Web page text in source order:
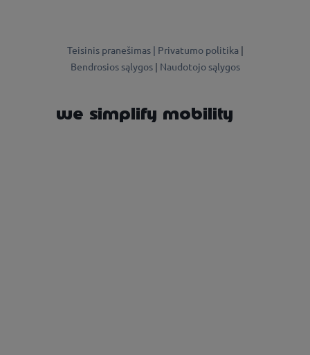
Teisinis pranešimas | Privatumo politika |
Bendrosios sąlygos| Naudotojo sąlygos
we simplify mobility